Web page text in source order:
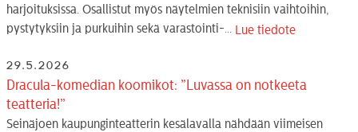
harjoituksissa. Osallistut myös näytelmien teknisiin vaihtoihin,
pystytyksiin ja purkuihin sekä varastointi-...
Lue tiedote
29.5.2026
Dracula-komedian koomikot: ”Luvassa on notkeeta
teatteria!”
Seinäjoen kaupunginteatterin kesälavalla nähdään viimeisen